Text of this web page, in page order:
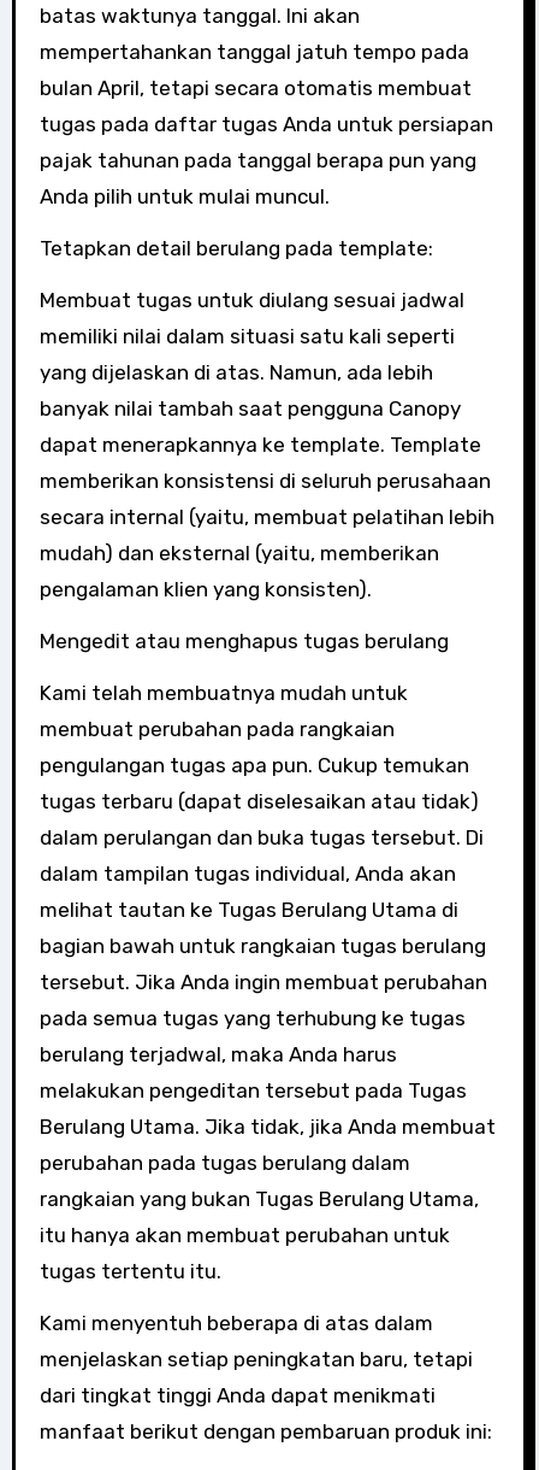
batas waktunya tanggal. Ini akan
mempertahankan tanggal jatuh tempo pada
bulan April, tetapi secara otomatis membuat
tugas pada daftar tugas Anda untuk persiapan
pajak tahunan pada tanggal berapa pun yang
Anda pilih untuk mulai muncul.
Tetapkan detail berulang pada template:
Membuat tugas untuk diulang sesuai jadwal
memiliki nilai dalam situasi satu kali seperti
yang dijelaskan di atas. Namun, ada lebih
banyak nilai tambah saat pengguna Canopy
dapat menerapkannya ke template. Template
memberikan konsistensi di seluruh perusahaan
secara internal (yaitu, membuat pelatihan lebih
mudah) dan eksternal (yaitu, memberikan
pengalaman klien yang konsisten).
Mengedit atau menghapus tugas berulang
Kami telah membuatnya mudah untuk
membuat perubahan pada rangkaian
pengulangan tugas apa pun. Cukup temukan
tugas terbaru (dapat diselesaikan atau tidak)
dalam perulangan dan buka tugas tersebut. Di
dalam tampilan tugas individual, Anda akan
melihat tautan ke Tugas Berulang Utama di
bagian bawah untuk rangkaian tugas berulang
tersebut. Jika Anda ingin membuat perubahan
pada semua tugas yang terhubung ke tugas
berulang terjadwal, maka Anda harus
melakukan pengeditan tersebut pada Tugas
Berulang Utama. Jika tidak, jika Anda membuat
perubahan pada tugas berulang dalam
rangkaian yang bukan Tugas Berulang Utama,
itu hanya akan membuat perubahan untuk
tugas tertentu itu.
Kami menyentuh beberapa di atas dalam
menjelaskan setiap peningkatan baru, tetapi
dari tingkat tinggi Anda dapat menikmati
manfaat berikut dengan pembaruan produk ini: